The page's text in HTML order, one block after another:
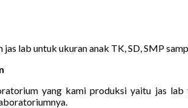
jas lab untuk ukuran anak TK, SD, SMP
yang kami produksi yaitu jas lab